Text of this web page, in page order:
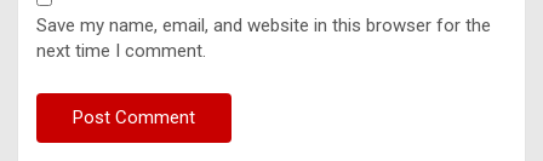
Save my name, email, and website in this browser for the
next time I comment.